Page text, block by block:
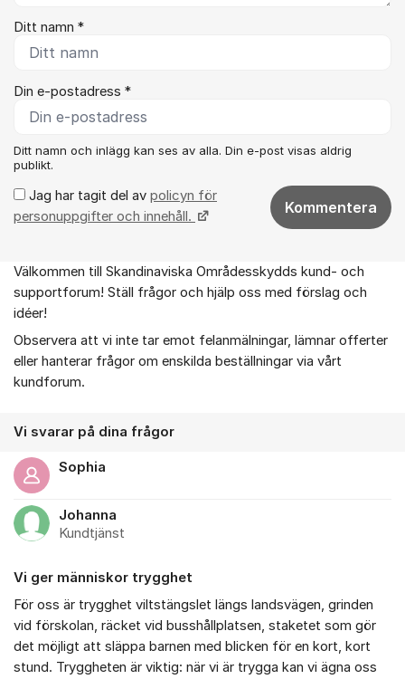
Ditt namn *
Din e-postadress *
Ditt namn och inlägg kan ses av alla. Din e-post visas aldrig
publikt.
Jag har tagit del av policyn för
personuppgifter och innehåll.
Kommentera
Om forumet
Välkommen till Skandinaviska Områdesskydds kund- och
supportforum! Ställ frågor och hjälp oss med förslag och
idéer!
Observera att vi inte tar emot felanmälningar, lämnar offerter
eller hanterar frågor om enskilda beställningar via vårt
kundforum.
Vi svarar på dina frågor
Sophia
Johanna
Kundtjänst
Vi ger människor trygghet
För oss är trygghet viltstängslet längs landsvägen, grinden
vid förskolan, räcket vid busshållplatsen, staketet som gör
det möjligt att släppa barnen med blicken för en kort, kort
stund. Tryggheten är viktig: när vi är trygga kan vi ägna oss